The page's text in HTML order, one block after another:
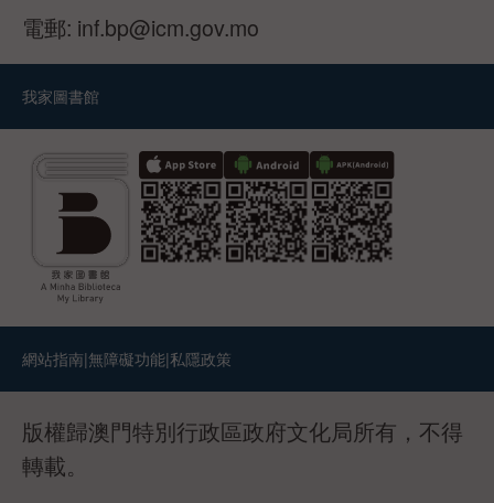
電郵: inf.bp@icm.gov.mo
我家圖書館
網站指南|無障礙功能|私隱政策
版權歸澳門特別行政區政府文化局所有，不得
轉載。